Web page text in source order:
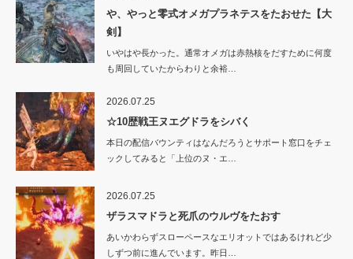
や、やっと零式オメガプラネテスをたおせた【大
剣】
いやはや長かった。通常オメガは赤熱核をだすために何度
も周回していたからわりと余裕…
2026.07.25
☆10歴戦王ヌエグドラをシバく
本日の配信バウンティはなんだろうとサポート窓口をチェ
ックしてみると「上位のヌ・エ…
2026.07.25
ザラスマドラと死爪のウルヴをたおす
あいかわらずスローペースなエリオットではあるけれど少
しずつ前に進んでいます。昨日…